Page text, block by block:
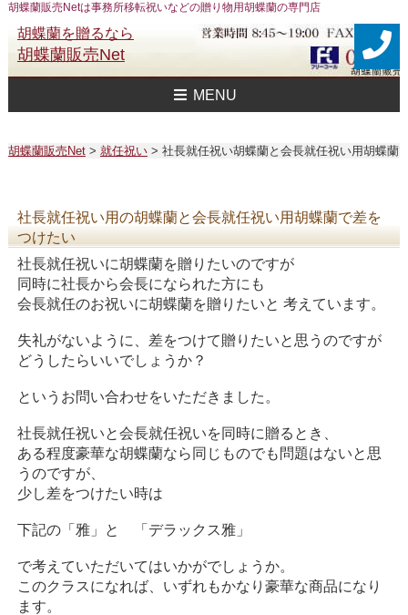
胡蝶蘭販売Netは事務所移転祝いなどの贈り物用胡蝶蘭の専門店
胡蝶蘭を贈るなら
胡蝶蘭販売Net
MENU
胡蝶蘭販売Net> 就任祝い> 社長就任祝い胡蝶蘭と会長就任祝い用胡蝶蘭
社長就任祝い用の胡蝶蘭と会長就任祝い用胡蝶蘭で差を
つけたい
社長就任祝いに胡蝶蘭を贈りたいのですが
同時に社長から会長になられた方にも
会長就任のお祝いに胡蝶蘭を贈りたいと 考えています。
失礼がないように、差をつけて贈りたいと思うのですが
どうしたらいいでしょうか？
というお問い合わせをいただきました。
社長就任祝いと会長就任祝いを同時に贈るとき、
ある程度豪華な胡蝶蘭なら同じものでも問題はないと思
うのですが、
少し差をつけたい時は
下記の「雅」と 「デラックス雅」
で考えていただいてはいかがでしょうか。
このクラスになれば、いずれもかなり豪華な商品になり
ます。